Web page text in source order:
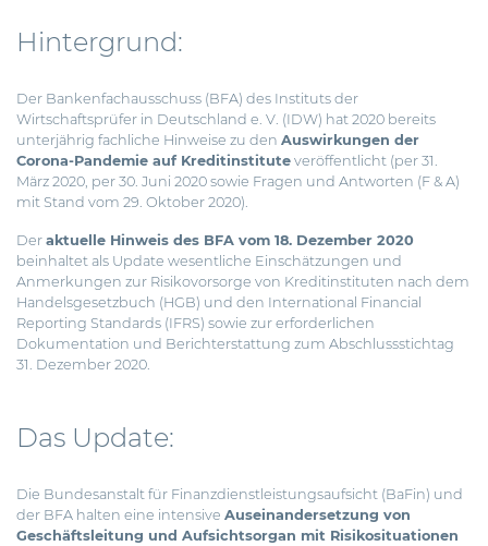
Hintergrund:
Der Bankenfachausschuss (BFA) des Instituts der
Wirtschaftsprüfer in Deutschland e. V. (IDW) hat 2020 bereits
unterjährig fachliche Hinweise zu den Auswirkungen der
Corona-Pandemie auf Kreditinstitute veröffentlicht (per 31.
März 2020, per 30. Juni 2020 sowie Fragen und Antworten (F & A)
mit Stand vom 29. Oktober 2020).
Der aktuelle Hinweis des BFA vom 18. Dezember 2020
beinhaltet als Update wesentliche Einschätzungen und
Anmerkungen zur Risikovorsorge von Kreditinstituten nach dem
Handelsgesetzbuch (HGB) und den International Financial
Reporting Standards (IFRS) sowie zur erforderlichen
Dokumentation und Berichterstattung zum Abschlussstichtag
31. Dezember 2020.
Das Update:
Die Bundesanstalt für Finanzdienstleistungsaufsicht (BaFin) und
der BFA halten eine intensive Auseinandersetzung von
Geschäftsleitung und Aufsichtsorgan mit Risikosituationen